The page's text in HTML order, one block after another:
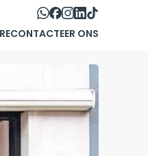
CONTACTEER ONS